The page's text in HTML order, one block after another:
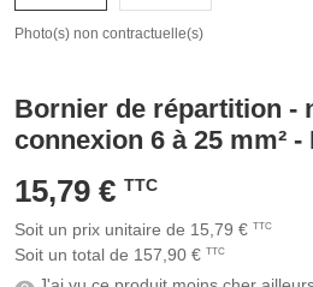
Photo(s) non contractuelle(s)
Bornier de répartition -
connexion 6 à 25 mm² -
15,79 € TTC
Soit un prix unitaire de 15,79 € TTC
Soit un total de 157,90 € TTC